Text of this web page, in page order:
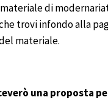
di
trovi infondo alla
materiale.
una proposta